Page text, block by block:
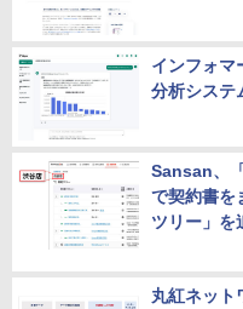
インフォマ
分析システ
Sansan、
で契約書を
ツリー」を
丸紅ネット